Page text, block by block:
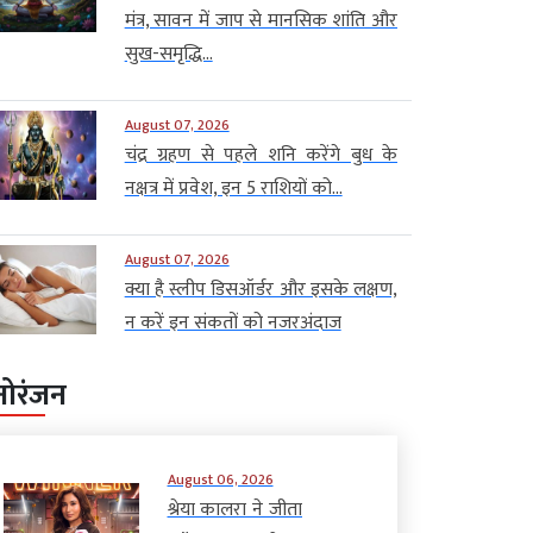
मंत्र, सावन में जाप से मानसिक शांति और
सुख-समृद्धि...
August 07, 2026
चंद्र ग्रहण से पहले शनि करेंगे बुध के
नक्षत्र में प्रवेश, इन 5 राशियों को...
August 07, 2026
क्या है स्लीप डिसऑर्डर और इसके लक्षण,
न करें इन संकतों को नजरअंदाज
August 06, 2026
श्रेया कालरा ने जीता